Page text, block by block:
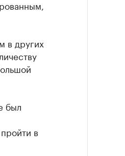
в других
был
в